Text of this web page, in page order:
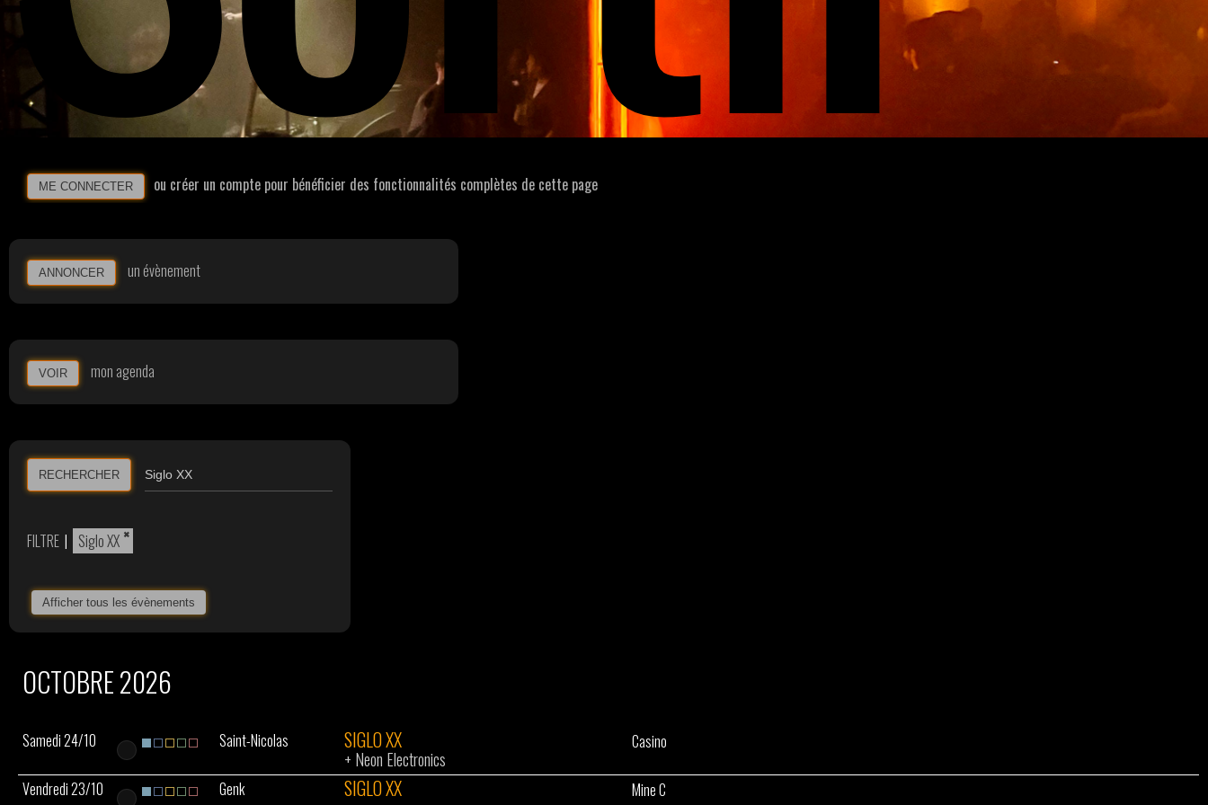
ME CONNECTER ou créer un compte pour bénéficier des fonctionnalités complètes de cette page
ANNONCER un évènement
VOIR mon agenda
RECHERCHER
FILTRE | ×
Siglo XX
Afficher tous les évènements
OCTOBRE 2026
Samedi 24/10 Saint-Nicolas SIGLO XX
+ Neon Electronics
Casino
Vendredi 23/10 Genk SIGLO XX Mine C